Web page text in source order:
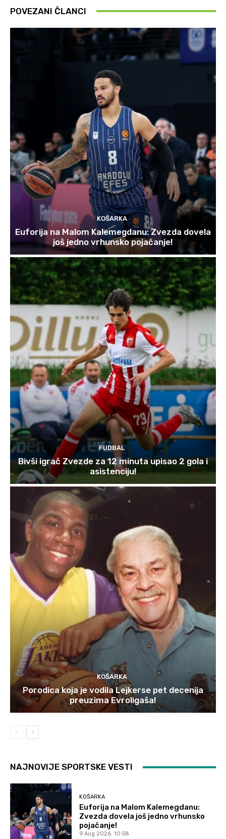
POVEZANI ČLANCI
KOŠARKA
Euforija na Malom Kalemegdanu: Zvezda dovela
još jedno vrhunsko pojačanje!
FUDBAL
Bivši igrač Zvezde za 12 minuta upisao 2 gola i
asistenciju!
KOŠARKA
Porodica koja je vodila Lejkerse pet decenija
preuzima Evroligaša!
NAJNOVIJE SPORTSKE VESTI
KOŠARKA
Euforija na Malom Kalemegdanu:
Zvezda dovela još jedno vrhunsko
pojačanje!
9 Aug 2026. 10:58